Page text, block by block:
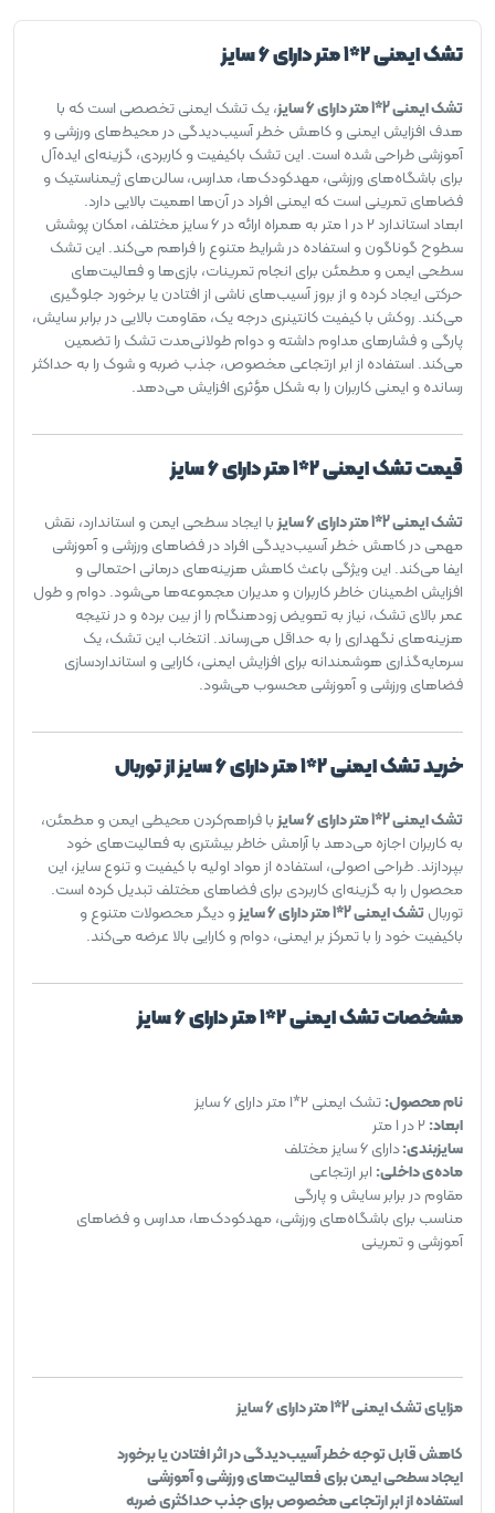
تشک ایمنی 2*1 متر دارای 6 سایز
تشک ایمنی 2*1 متر دارای 6 سایز
، یک تشک ایمنی تخصصی است که با
هدف افزایش ایمنی و کاهش خطر آسیب‌دیدگی در محیط‌های ورزشی و
آموزشی طراحی شده است. این تشک باکیفیت و کاربردی، گزینه‌ای ایده‌آل
برای باشگاه‌های ورزشی، مهدکودک‌ها، مدارس، سالن‌های ژیمناستیک و
فضاهای تمرینی است که ایمنی افراد در آن‌ها اهمیت بالایی دارد.
ابعاد استاندارد 2 در 1 متر به همراه ارائه در 6 سایز مختلف، امکان پوشش
سطوح گوناگون و استفاده در شرایط متنوع را فراهم می‌کند. این تشک
سطحی ایمن و مطمئن برای انجام تمرینات، بازی‌ها و فعالیت‌های
حرکتی ایجاد کرده و از بروز آسیب‌های ناشی از افتادن یا برخورد جلوگیری
می‌کند. روکش با کیفیت کانتینری درجه یک، مقاومت بالایی در برابر سایش،
پارگی و فشارهای مداوم داشته و دوام طولانی‌مدت تشک را تضمین
می‌کند. استفاده از ابر ارتجاعی مخصوص، جذب ضربه و شوک را به حداکثر
رسانده و ایمنی کاربران را به شکل مؤثری افزایش می‌دهد.
قیمت تشک ایمنی 2*1 متر دارای 6 سایز
تشک ایمنی 2*1 متر دارای 6 سایز
با ایجاد سطحی ایمن و استاندارد، نقش
مهمی در کاهش خطر آسیب‌دیدگی افراد در فضاهای ورزشی و آموزشی
ایفا می‌کند. این ویژگی باعث کاهش هزینه‌های درمانی احتمالی و
افزایش اطمینان خاطر کاربران و مدیران مجموعه‌ها می‌شود. دوام و طول
عمر بالای تشک، نیاز به تعویض زودهنگام را از بین برده و در نتیجه
هزینه‌های نگهداری را به حداقل می‌رساند. انتخاب این تشک، یک
سرمایه‌گذاری هوشمندانه برای افزایش ایمنی، کارایی و استانداردسازی
فضاهای ورزشی و آموزشی محسوب می‌شود.
خرید تشک ایمنی 2*1 متر دارای 6 سایز از توربال
تشک ایمنی 2*1 متر دارای 6 سایز
با فراهم‌کردن محیطی ایمن و مطمئن،
به کاربران اجازه می‌دهد با آرامش خاطر بیشتری به فعالیت‌های خود
بپردازند. طراحی اصولی، استفاده از مواد اولیه با کیفیت و تنوع سایز، این
محصول را به گزینه‌ای کاربردی برای فضاهای مختلف تبدیل کرده است.
توربال تشک ایمنی 2*1 متر دارای 6 سایز
و دیگر محصولات متنوع و
باکیفیت خود را با تمرکز بر ایمنی، دوام و کارایی بالا عرضه می‌کند.
مشخصات تشک ایمنی 2*1 متر دارای 6 سایز
نام محصول:تشک ایمنی 2*1 متر دارای 6 سایز
ابعاد:
سایزبندی:دارای 6 سایز مختلف
ماده‌ی داخلی: ابر ارتجاعی
مقاوم در برابر سایش و پارگی
مناسب برای باشگاه‌های ورزشی، مهدکودک‌ها، مدارس و فضاهای
آموزشی و تمرینی
مزایای تشک ایمنی 2*1 متر دارای 6 سایز
کاهش قابل توجه خطر آسیب‌دیدگی در اثر افتادن یا برخورد
ایجاد سطحی ایمن برای فعالیت‌های ورزشی و آموزشی
استفاده از ابر ارتجاعی مخصوص برای جذب حداکثری ضربه